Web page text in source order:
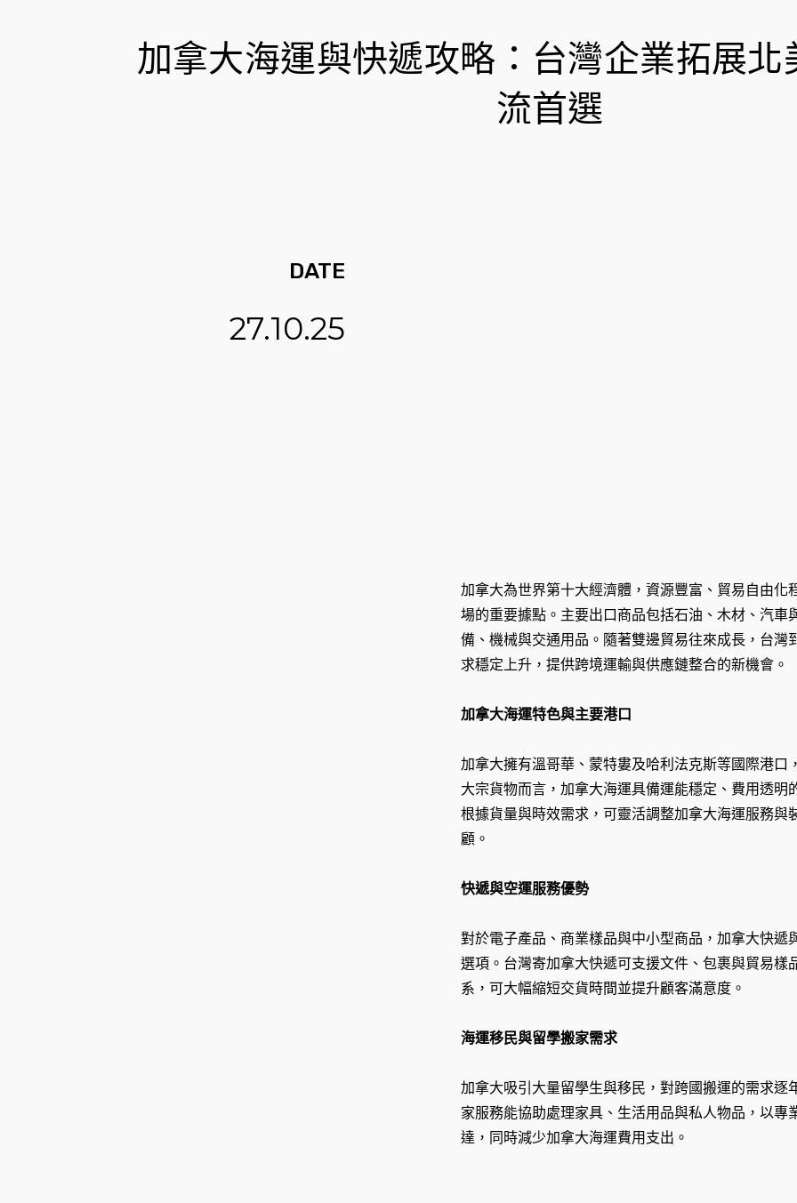
加拿大海運與快遞攻略：台灣企業拓展北
流首選
DATE
27.10.25
加拿大為世界第十大經濟體，資源豐富、貿易自由化
場的重要據點。主要出口商品包括石油、木材、汽車
備、機械與交通用品。隨著雙邊貿易往來成長，台灣
求穩定上升，提供跨境運輸與供應鏈整合的新機會。
加拿大海運特色與主要港口
加拿大擁有溫哥華、蒙特婁及哈利法克斯等國際港口
大宗貨物而言，加拿大海運具備運能穩定、費用透明
根據貨量與時效需求，可靈活調整加拿大海運服務與
顧。
快遞與空運服務優勢
對於電子產品、商業樣品與中小型商品，加拿大快遞
選項。台灣寄加拿大快遞可支援文件、包裹與貿易樣
系，可大幅縮短交貨時間並提升顧客滿意度。
海運移民與留學搬家需求
加拿大吸引大量留學生與移民，對跨國搬運的需求逐
家服務能協助處理家具、生活用品與私人物品，以專
達，同時減少加拿大海運費用支出。